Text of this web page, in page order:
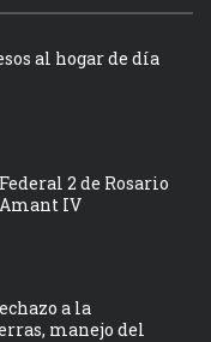
al hogar de día
2 de Rosario
IV
a la
manejo del